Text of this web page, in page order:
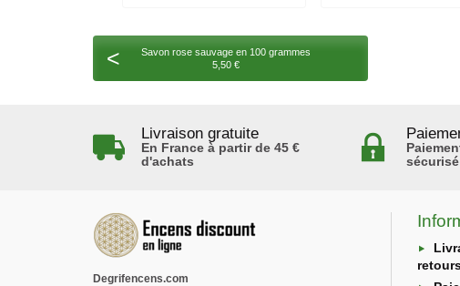
<
Savon rose sauvage en 100 grammes
5,50 €
Livraison gratuite
En France à partir de 45 €
d'achats
sécurisé
Degrifencens.com